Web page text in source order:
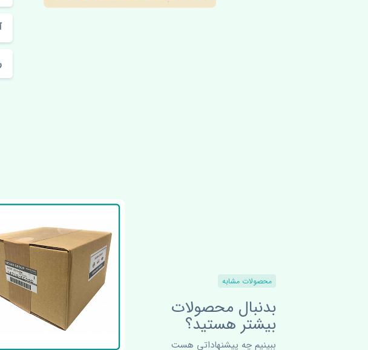
محصولات مشابه
بدنبال محصولات
بیشتر هستید؟
ببینیم چه پیشنهاداتی هست